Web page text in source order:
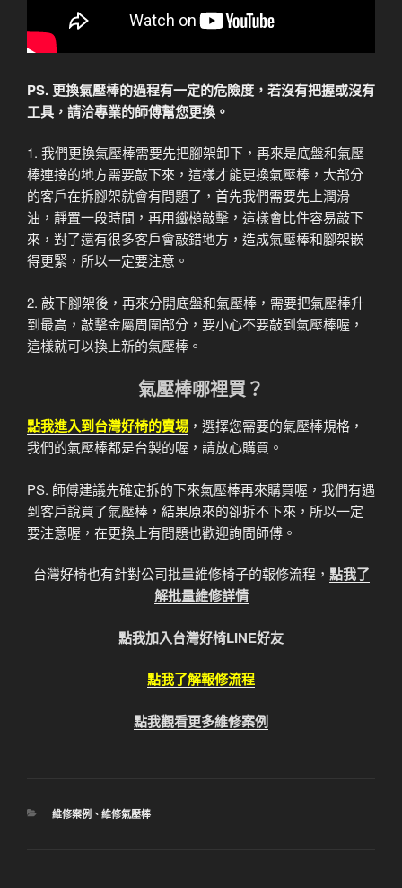
PS. 更換氣壓棒的過程有一定的危險度，若沒有把握或沒有
工具，請洽專業的師傅幫您更換。
1. 我們更換氣壓棒需要先把腳架卸下，再來是底盤和氣壓
棒連接的地方需要敲下來，這樣才能更換氣壓棒，大部分
的客戶在拆腳架就會有問題了，首先我們需要先上潤滑
油，靜置一段時間，再用鐵槌敲擊，這樣會比件容易敲下
來，對了還有很多客戶會敲錯地方，造成氣壓棒和腳架嵌
得更緊，所以一定要注意。
2. 敲下腳架後，再來分開底盤和氣壓棒，需要把氣壓棒升
到最高，敲擊金屬周圍部分，要小心不要敲到氣壓棒喔，
這樣就可以換上新的氣壓棒。
氣壓棒哪裡買？
點我進入到台灣好椅的賣場 ，選擇您需要的氣壓棒規格，
我們的氣壓棒都是台製的喔，請放心購買。
PS. 師傅建議先確定拆的下來氣壓棒再來購買喔，我們有遇
到客戶說買了氣壓棒，結果原來的卻拆不下來，所以一定
要注意喔，在更換上有問題也歡迎詢問師傅。
台灣好椅也有針對公司批量維修椅子的報修流程， 點我了
解批量維修詳情
點我加入台灣好椅LINE好友
點我了解報修流程
點我觀看更多維修案例
分
維修案例 、 維修氣壓棒